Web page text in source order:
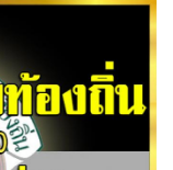
อบรรจุเข้ารับ